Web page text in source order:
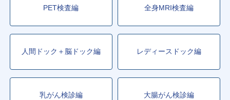
PET検査編 全身MRI検査編
人間ドック＋脳ドック編 レディースドック編
乳がん検診編 大腸がん検診編